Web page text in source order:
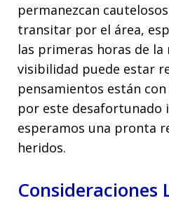
permanezcan
transitar por el área,
las primeras horas de la
visibilidad puede estar
pensamientos están
por este desafortunado
esperamos una pronta
heridos.
Consideraciones